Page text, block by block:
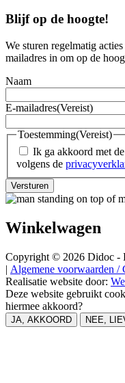
Blijf op de hoogte!
We sturen regelmatig
mailadres in om op de
Naam
E-mailadres(Vereist)
Toestemming(Vereist)
Ik ga akkoord met
volgens de
Versturen
Winkelwagen
Copyright © 2026 Didoc -
| Algemene voorwaarden /
Realisatie website door:
Deze website gebruikt
hiermee akkoord?
JA, AKKOORD NEE,